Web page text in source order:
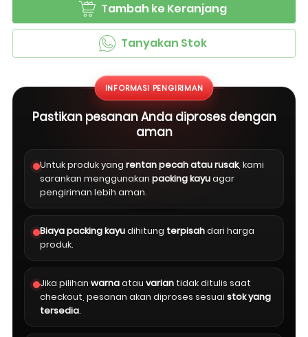
` Tambah ke Keranjang
` Tanyakan Stok
INFORMASI PENGIRIMAN
Pastikan pesanan Anda diproses dengan
aman
Untuk produk yang rentan pecah atau rusak, kami
sarankan menggunakan packing kayuagar
pengiriman lebih aman.
Biaya packing kayudihitung terpisahdari harga
produk.
Jika pilihan warnaatau varian tidak ditulis saat
checkout, pesanan akan diproses sesuai stok yang
tersedia.